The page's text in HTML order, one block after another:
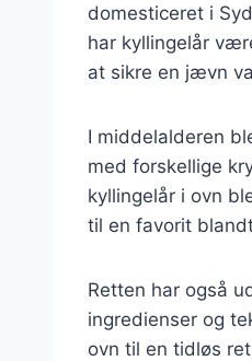
domesticeret i
har kyllingelår
at sikre en jævn
I middelalderen
med forskellige
kyllingelår i ovn
til en favorit
Retten har også
ingredienser og
ovn til en tidløs